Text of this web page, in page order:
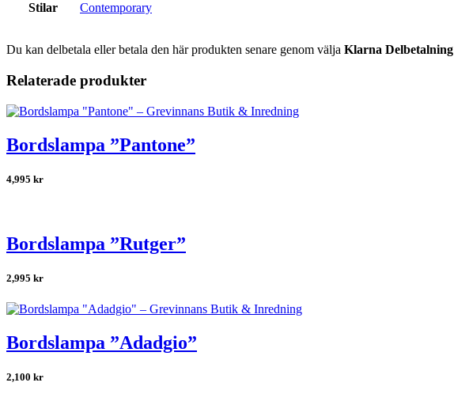
Stilar Contemporary
Du kan delbetala eller betala den här produkten senare genom välja Klarna Delbetalning
Relaterade produkter
Bordslampa ”Pantone”
4,995 kr
Bordslampa ”Rutger”
2,995 kr
Bordslampa ”Adadgio”
2,100 kr